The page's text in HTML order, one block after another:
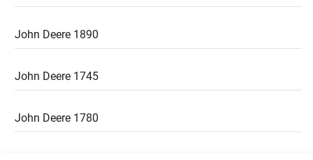
John Deere 1890
John Deere 1745
John Deere 1780